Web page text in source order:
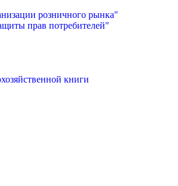
розничного рынка"
прав потребителей"
книги